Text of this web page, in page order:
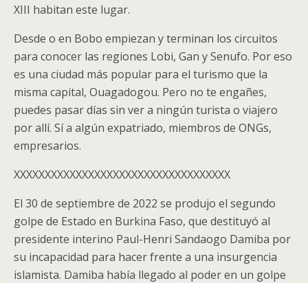
XIII habitan este lugar.
Desde o en Bobo empiezan y terminan los circuitos
para conocer las regiones Lobi, Gan y Senufo. Por eso
es una ciudad más popular para el turismo que la
misma capital, Ouagadogou. Pero no te engañes,
puedes pasar días sin ver a ningún turista o viajero
por allí. Sí a algún expatriado, miembros de ONGs,
empresarios.
XXXXXXXXXXXXXXXXXXXXXXXXXXXXXXXXXXX
El 30 de septiembre de 2022 se produjo el segundo
golpe de Estado en Burkina Faso, que destituyó al
presidente interino Paul-Henri Sandaogo Damiba por
su incapacidad para hacer frente a una insurgencia
islamista. Damiba había llegado al poder en un golpe